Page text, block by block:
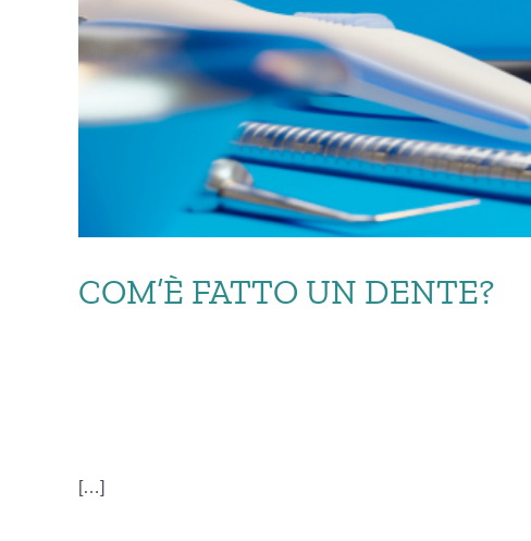
COM’È FATTO UN DENTE?
[…]